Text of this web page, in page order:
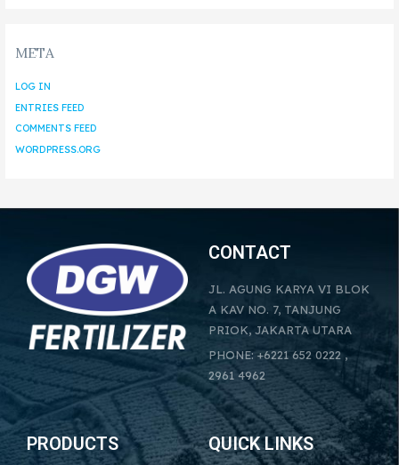
META
LOG IN
ENTRIES FEED
COMMENTS FEED
WORDPRESS.ORG
CONTACT
JL. AGUNG KARYA VI BLOK
A KAV NO. 7, TANJUNG
PRIOK, JAKARTA UTARA
PHONE: +6221 652 0222 ,
2961 4962
PRODUCTS QUICK LINKS